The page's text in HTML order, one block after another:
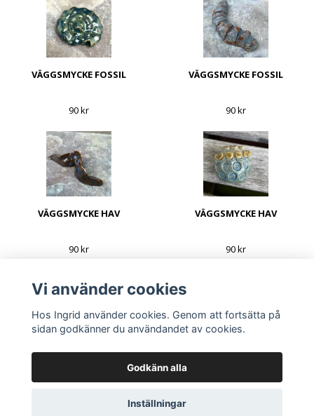
VÄGGSMYCKE FOSSIL
90 kr
VÄGGSMYCKE FOSSIL
90 kr
VÄGGSMYCKE HAV
90 kr
VÄGGSMYCKE HAV
90 kr
© Copyright Hos Ingrid
Vi använder cookies
Hos Ingrid använder cookies. Genom att fortsätta på
sidan godkänner du användandet av cookies.
Godkänn alla
Inställningar